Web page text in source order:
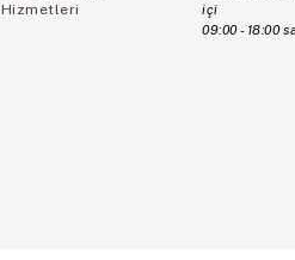
Hizmetleri
içi
09:00 - 18:00